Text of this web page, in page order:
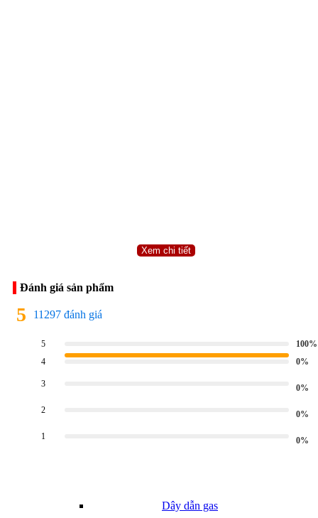
Dây dẫn gas
Xem chi tiết
Đánh giá sản phẩm
5 11297 đánh giá
5
100%
4
0%
3 0%
2 0%
1 0%